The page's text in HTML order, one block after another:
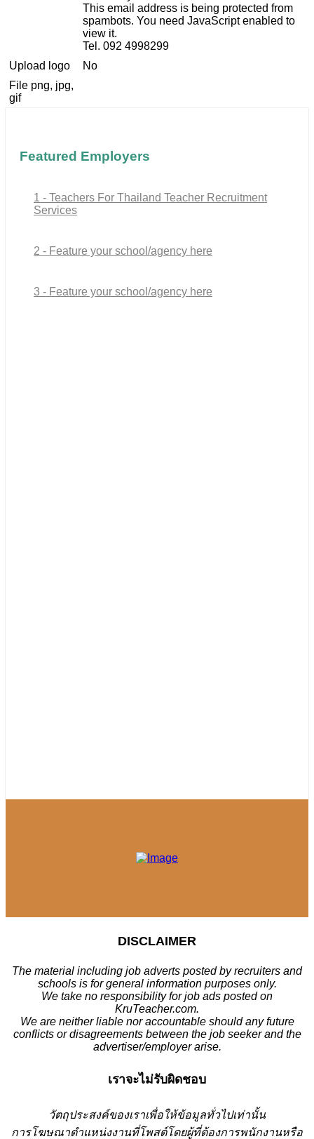
This email address is being protected from
spambots. You need JavaScript enabled to
view it.
Tel. 092 4998299
Upload logo
No
File png, jpg,
gif
Featured Employers
1 - Teachers For Thailand Teacher Recruitment
Services
2 - Feature your school/agency here
3 - Feature your school/agency here
DISCLAIMER
The material including job adverts posted by recruiters and
schools is for general information purposes only.
We take no responsibility for job ads posted on
KruTeacher.com.
We are neither liable nor accountable should any future
conflicts or disagreements between the job seeker and the
advertiser/employer arise.
เราจะไม่รับผิดชอบ
วัตถุประสงค์ของเราเพื่อให้ข้อมูลทั่วไปเท่านั้น
การโฆษณาตำแหน่งงานที่โพสต์โดยผู้ที่ต้องการพนักงานหรือ